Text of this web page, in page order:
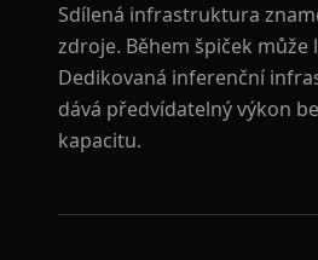
Sdílená infrastruktura
zdroje. Během špiček může
Dedikovaná inferenční
dává předvídatelný výkon
kapacitu.